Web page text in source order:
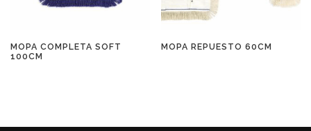
MOPA COMPLETA SOFT
100CM
MOPA REPUESTO 60CM